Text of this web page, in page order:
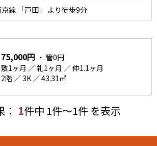
線 「戸田」 より徒歩9分
75,000円 ・ 管0円
敷1ヶ月 ／ 礼1ヶ月 ／ 仲1.1ヶ月
2階 ／ 3K ／ 43.31㎡
1件中 1件～1件 を表示